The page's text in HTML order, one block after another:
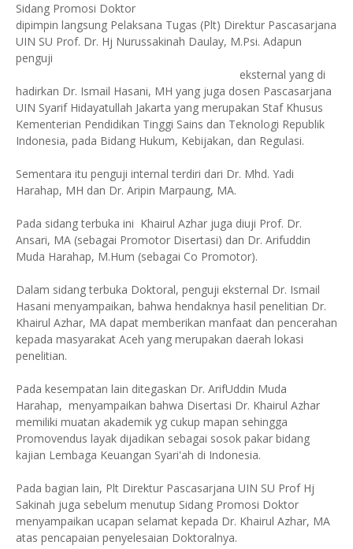
Sidang Promosi Doktor
dipimpin langsung Pelaksana Tugas (Plt) Direktur Pascasarjana
UIN SU Prof. Dr. Hj Nurussakinah Daulay, M.Psi. Adapun
penguji
eksternal yang di
hadirkan Dr. Ismail Hasani, MH yang juga dosen Pascasarjana
UIN Syarif Hidayatullah Jakarta yang merupakan Staf Khusus
Kementerian Pendidikan Tinggi Sains dan Teknologi Republik
Indonesia, pada Bidang Hukum, Kebijakan, dan Regulasi.
Sementara itu penguji internal terdiri dari Dr. Mhd. Yadi
Harahap, MH dan Dr. Aripin Marpaung, MA.
Pada sidang terbuka ini Khairul Azhar juga diuji Prof. Dr.
Ansari, MA (sebagai Promotor Disertasi) dan Dr. Arifuddin
Muda Harahap, M.Hum (sebagai Co Promotor).
Dalam sidang terbuka Doktoral, penguji eksternal Dr. Ismail
Hasani menyampaikan, bahwa hendaknya hasil penelitian Dr.
Khairul Azhar, MA dapat memberikan manfaat dan pencerahan
kepada masyarakat Aceh yang merupakan daerah lokasi
penelitian.
Pada kesempatan lain ditegaskan Dr. ArifUddin Muda
Harahap, menyampaikan bahwa Disertasi Dr. Khairul Azhar
memiliki muatan akademik yg cukup mapan sehingga
Promovendus layak dijadikan sebagai sosok pakar bidang
kajian Lembaga Keuangan Syari'ah di Indonesia.
Pada bagian lain, Plt Direktur Pascasarjana UIN SU Prof Hj
Sakinah juga sebelum menutup Sidang Promosi Doktor
menyampaikan ucapan selamat kepada Dr. Khairul Azhar, MA
atas pencapaian penyelesaian Doktoralnya.